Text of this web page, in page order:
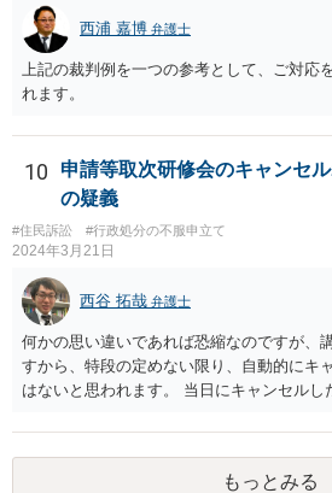
録」に該当しないと考えられます。 なお、
事務処理を誤らせる目的で、」という要件
目的を欠く場合は刑法１６１条の２に該当
西浦 嘉博 弁護士
上記の裁判例を一つの参考として、ご対応
れます。
10
申請等取次研修会のキャンセ
の疑義
#住民訴訟 #行政処分の不服申立て
2024年3月21日
西谷 拓哉 弁護士
何かの思い違いであれば恐縮なのですが、
すから、特段の定めない限り、自動的にキ
はないと思われます。 当日にキャンセル
のと思慮致します。
もっとみる